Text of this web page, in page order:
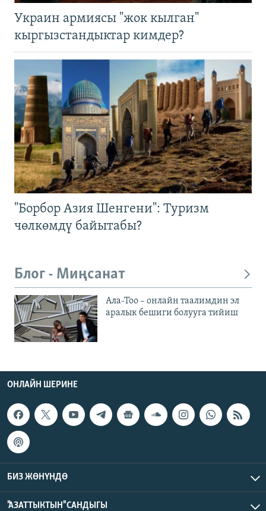
Украин армиясы "жок кылган"
кыргызстандыктар кимдер?
"Борбор Азия Шенгени": Туризм
чөлкөмдү байытабы?
Блог - Миңсанат
Ала-Тоо – онлайн таалимдин эл
аралык бешиги болууга тийиш
ОНЛАЙН ШЕРИНЕ
БИЗ ЖӨНҮНДӨ
"АЗАТТЫКТЫН" САНДЫГЫ